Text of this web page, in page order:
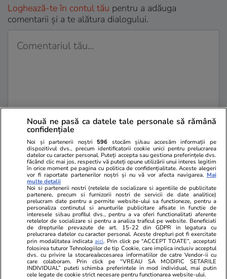
Loghează-te în contul tău pentru a adăuga
comentarii și a te alătura dialogului.
Sunt de acord cu
PARTENERI
Nouă ne pasă ca datele tale personale să rămână
confidențiale
Noi și partenerii noștri 596 stocăm și/sau accesăm informații pe
dispozitivul dvs., precum identificatorii cookie unici pentru prelucrarea
datelor cu caracter personal. Puteți accepta sau gestiona preferințele dvs.
făcând clic mai jos, respectiv vă puteți opune utilizării unui interes legitim
în orice moment pe pagina cu politica de confidențialitate. Aceste alegeri
vor fi raportate partenerilor noștri și nu vă vor afecta navigarea. Mai
multe detalii
Noi si partenerii nostri (retelele de socializare si agentiile de publicitate
partenere, precum si furnizorii nostri de servicii de date analitice)
prelucram date pentru a permite website-ului sa functioneze, pentru a
personaliza continutul si anunturile publicitare afisate in functie de
interesele si/sau profilul dvs., pentru a va oferi functionalitati aferente
retelelor de socializare si pentru a analiza traficul pe website. Beneficiati
de drepturile prevazute de art. 15-22 din GDPR in legatura cu
prelucrarea datelor cu caracter personal. Aceste drepturi pot fi exercitate
prin modalitatea indicataaici. Prin click pe “ACCEPT TOATE”, acceptati
folosirea tuturor Tehnologiilor de tip Cookie, care implica inclusiv acceptul
dvs. cu privire la stocarea/accesarea informatiilor de catre Vendor-ii cu
care colaboram. Prin click pe “VREAU SA MODIFIC SETARILE
INDIVIDUAL” puteti schimba preferintele in mod individual, mai putin
cele legate de cookie strict necesare pentru functionarea website-ului.